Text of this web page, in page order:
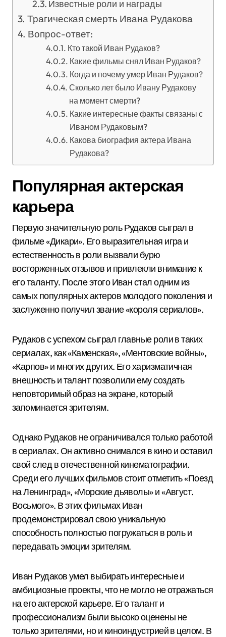
Известные роли и награды
Трагическая смерть Ивана Рудакова
Вопрос-ответ:
Кто такой Иван Рудаков?
Какие фильмы снял Иван Рудаков?
Когда и почему умер Иван Рудаков?
Сколько лет было Ивану Рудакову
на момент смерти?
Какие интересные факты связаны с
Иваном Рудаковым?
Какова биография актера Ивана
Рудакова?
Популярная актерская
карьера
Первую значительную роль Рудаков сыграл в
фильме «Дикари». Его выразительная игра и
естественность в роли вызвали бурю
восторженных отзывов и привлекли внимание к
его таланту. После этого Иван стал одним из
самых популярных актеров молодого поколения и
заслуженно получил звание «короля сериалов».
Рудаков с успехом сыграл главные роли в таких
сериалах, как «Каменская», «Ментовские войны»,
«Карпов» и многих других. Его харизматичная
внешность и талант позволили ему создать
неповторимый образ на экране, который
запоминается зрителям.
Однако Рудаков не ограничивался только работой
в сериалах. Он активно снимался в кино и оставил
свой след в отечественной кинематографии.
Среди его лучших фильмов стоит отметить «Поезд
на Ленинград», «Морские дьяволы» и «Август.
Восьмого». В этих фильмах Иван
продемонстрировал свою уникальную
способность полностью погружаться в роль и
передавать эмоции зрителям.
Иван Рудаков умел выбирать интересные и
амбициозные проекты, что не могло не отражаться
на его актерской карьере. Его талант и
профессионализм были высоко оценены не
только зрителями, но и киноиндустрией в целом. В